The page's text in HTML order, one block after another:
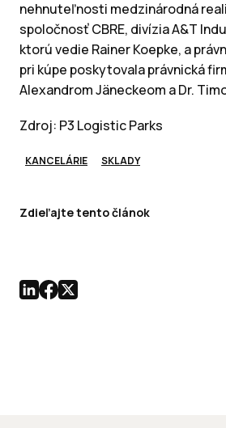
nehnuteľnosti medzinárodná
spoločnosť CBRE, divízia A&T
ktorú vedie Rainer Koepke, a
pri kúpe poskytovala právnická
Alexandrom Jäneckeom a Dr.
Zdroj: P3 Logistic Parks
KANCELÁRIE SKLADY
Zdieľajte tento článok